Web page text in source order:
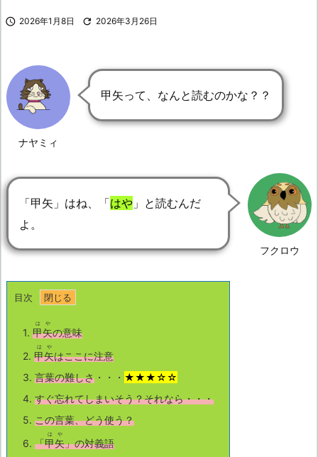
 2026年1月8日  2026年3月26日
ナヤミィ
甲矢って、なんと読むのかな？？
フクロウ
「甲矢」はね、「はや 」と読むんだ
よ。
目次
1. 甲矢
はや
の意味
2. 甲矢
はや
はここに注意
3. 言葉の難しさ ・・・ ★★★☆☆
4. すぐ忘れてしまいそう？それなら・・・
5. この言葉、どう使う？
6. 「甲矢
はや
」の対義語